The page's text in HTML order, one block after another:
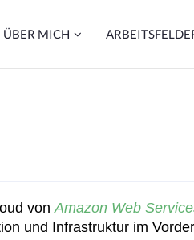
ÜBER MICH
vonAmazon Web
und Infrastruktur im